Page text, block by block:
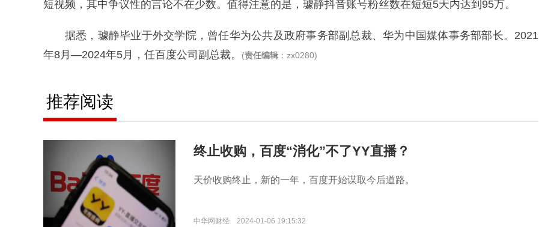
短视频，其中争议性的言论不在少数。值得注意的是，璩静抖音账号粉丝数在短短5天内达到95万。
据悉，璩静毕业于外交学院，曾任华为公共及政府事务部副总裁、华为中国媒体事务部部长。2021
年8月—2024年5月，任百度公司副总裁。
(责任编辑 ：zx0280)
推荐阅读
终止收购，百度“消化”不了YY直播？
天价收购终止，新的一年，百度开始谋取今后道路。
中华网财经 2024-01-06 19:15:32